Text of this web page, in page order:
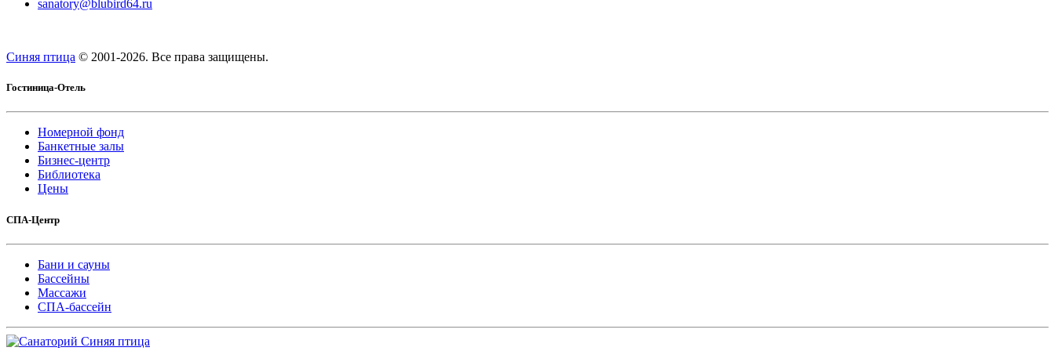
sanatory@blubird64.ru
Синяя птица © 2001-2026. Все права защищены.
Гостиница-Отель
Номерной фонд
Банкетные залы
Бизнес-центр
Библиотека
Цены
СПА-Центр
Бани и сауны
Бассейны
Массажи
СПА-бассейн